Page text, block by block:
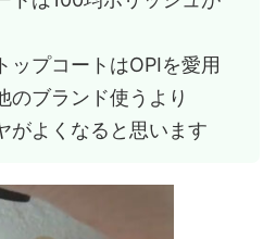
ップコートはOPIを愛用
のブランド使うより
がよくなると思います